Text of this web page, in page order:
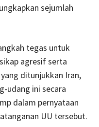
sejumlah
tegas untuk
agresif serta
ditunjukkan Iran,
udang ini secara
dalam pernyataan
UU tersebut.